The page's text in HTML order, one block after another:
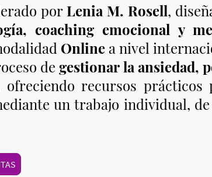
por Lenia M. Rosell,
coaching emocional y
Online a nivel
degestionar la ansiedad,
ofreciendo recursos prácticos
un trabajo individual,